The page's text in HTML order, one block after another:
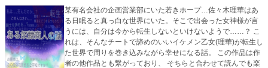
某有名会社の企画営業部にいた若きホープ…佐々木理華はあ
る日眠ると真っ白な世界にいた。そこで出会った女神様が言
うには、自分は今から転生しないといけないようで……？ こ
れは、そんなチートで諦めのいいイケメン乙女(理華)が転生し
た世界で周りを巻き込みながら幸せになる話。 この作品は作
者の他作品とも繋がっており、 そちらと合わせて読んでも楽